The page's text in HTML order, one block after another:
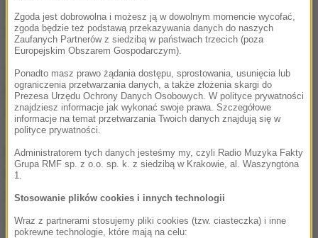
Zalanych zostało kilka podwórek, strażacy musieli
zabezpieczyć brzeg workami z piaskiem i deskami.
W sumie w związku z deszczem w Żywcu i okolicy
było kilkanaście strażackich interwencji. To m.in.
zalane piwnice i zapchane przepusty wodne.
Deszcz daje się też we znaki kolejarzom. Między
Rajczą i Solą oraz Żywcem i Łodygowicami konary
drzew uszkodziły trakcję.
(mpw)
Zgoda jest dobrowolna i możesz ją w dowolnym momencie wycofać,
zgoda będzie też podstawą przekazywania danych do naszych
Zaufanych Partnerów z siedzibą w państwach trzecich (poza
Europejskim Obszarem Gospodarczym).
Ponadto masz prawo żądania dostępu, sprostowania, usunięcia lub
ograniczenia przetwarzania danych, a także złożenia skargi do
Prezesa Urzędu Ochrony Danych Osobowych. W polityce prywatności
znajdziesz informacje jak wykonać swoje prawa. Szczegółowe
informacje na temat przetwarzania Twoich danych znajdują się w
polityce prywatności.
Administratorem tych danych jesteśmy my, czyli Radio Muzyka Fakty
Grupa RMF sp. z o.o. sp. k. z siedzibą w Krakowie, al. Waszyngtona
1.
Stosowanie plików cookies i innych technologii
Wraz z partnerami stosujemy pliki cookies (tzw. ciasteczka) i inne
pokrewne technologie, które mają na celu: